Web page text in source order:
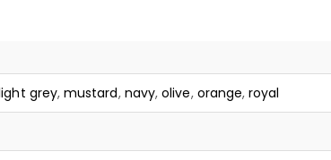
grey,mustard, navy,olive, orange,royal